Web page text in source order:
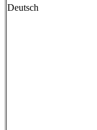
Deutsch